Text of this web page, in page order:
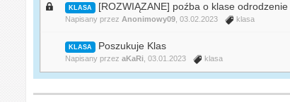
KLASA [ROZWIĄZANE] poźba o klase odrodzenie
Napisany przez Anonimowy09 , 03.02.2023 klasa
KLASA Poszukuje Klas
Napisany przezaKaRi , 03.01.2023 klasa